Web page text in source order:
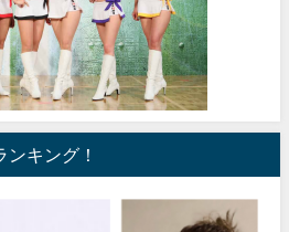
キング！